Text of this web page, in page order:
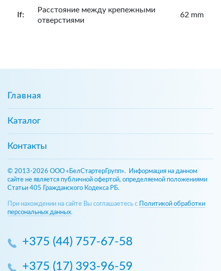
lf:
Расcтояние между крепежными
отверстиями
62 mm
Главная
Каталог
Контакты
© 2013-2026 ООО «БелСтартерГрупп». Информация на данном
сайте не является публичной офертой, определяемой положениями
Статьи 405 Гражданского Кодекса РБ.
При нахождении на сайте Вы соглашаетесь с
Политикой обработки
персональных данных.
+375 (44) 757-67-58
+375 (17) 393-96-59